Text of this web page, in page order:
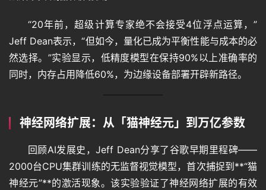
“20年前，超级计算专家绝不会接受4位浮点运算，”
Jeff Dean表示，“但如今，量化已成为平衡性能与成本的必
然选择。”实验显示，低精度模型在保持90%以上准确率的
同时，内存占用降低60%，为边缘设备部署开辟新路径。
神经网络扩展：从「猫神经元」到万亿参数
回顾AI发展史，Jeff Dean分享了谷歌早期里程碑——
2000台CPU集群训练的无监督视觉模型，首次捕捉到**“猫
神经元”**的激活现象。该实验验证了神经网络扩展的有效